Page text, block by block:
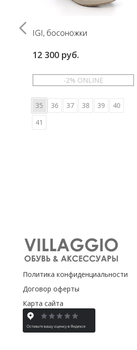
IGI, босоножки
12 300 руб.
-2% ONLINE
35 36 37 38 39
40
41
Политика конфиденциальности
Договор оферты
Карта сайта